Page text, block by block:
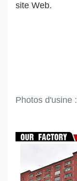
site Web.
Photos d'usine :